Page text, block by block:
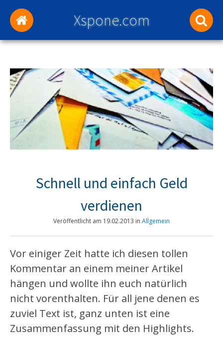
Xspone.com
Schnell und einfach Geld
verdienen
Veröffentlicht am 19.02.2013 in Allgemein
Vor einiger Zeit hatte ich diesen tollen
Kommentar an einem meiner Artikel
hängen und wollte ihn euch natürlich
nicht vorenthalten. Für all jene denen es
zuviel Text ist, ganz unten ist eine
Zusammenfassung mit den Highlights.